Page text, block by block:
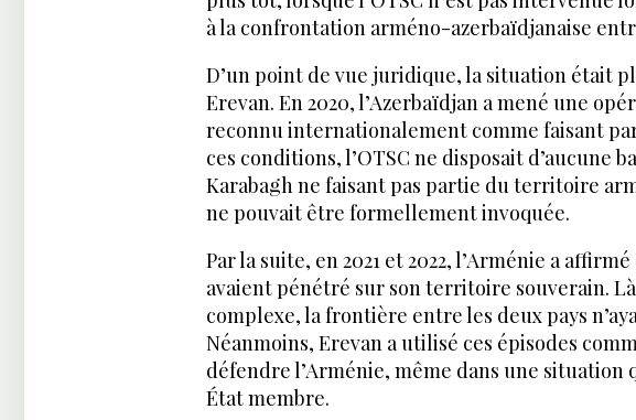
à la confrontation arméno-azerbaïdjanaise
D’un point de vue juridique, la situation était
Erevan. En 2020, l’Azerbaïdjan a mené une
reconnu internationalement comme faisant
ces conditions, l’OTSC ne disposait d’aucune
Karabagh ne faisant pas partie du territoire
ne pouvait être formellement invoquée.
Par la suite, en 2021 et 2022, l’Arménie a
avaient pénétré sur son territoire souverain.
complexe, la frontière entre les deux pays
Néanmoins, Erevan a utilisé ces épisodes
défendre l’Arménie, même dans une situation
État membre.